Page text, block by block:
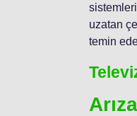
uzatan
temin